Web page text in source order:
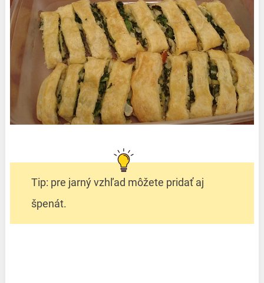
Tip: pre jarný vzhľad môžete pridať aj
špenát.